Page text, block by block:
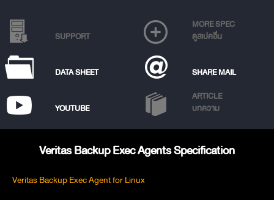
SUPPORT
MORE SPEC
ดูสเปคอื่น
DATA SHEET SHARE MAIL
YOUTUBE
ARTICLE
บทความ
Veritas Backup Exec Agents Specification
Veritas Backup Exec Agent for Linux